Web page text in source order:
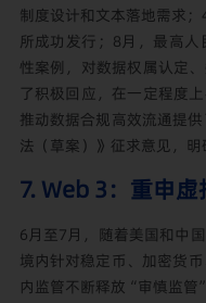
制度设计和文本落地需求
所成功发行；8月，最高
性案例，对数据权属认定
了积极回应，在一定程度
推动数据合规高效流通提
法（草案）》征求意见，明
7. Web 3：重申
6月至7月，随着美国和中
境内针对稳定币、加密货
内监管不断释放“审慎监管